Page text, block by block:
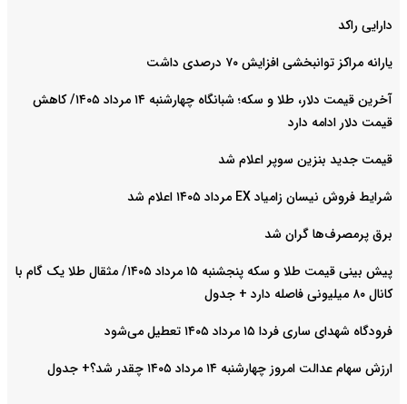
دارایی راکد
یارانه مراکز توانبخشی افزایش ۷۰ درصدی داشت
آخرین قیمت دلار، طلا و سکه؛ شبانگاه چهارشنبه ۱۴ مرداد ۱۴۰۵/ کاهش
قیمت دلار ادامه دارد
قیمت جدید بنزین سوپر اعلام شد
شرایط فروش نیسان زامیاد EX مرداد ۱۴۰۵ اعلام شد
برق پرمصرف‌ها گران شد
پیش‌ بینی قیمت طلا و سکه پنجشنبه ۱۵ مرداد ۱۴۰۵/ مثقال طلا یک گام با
کانال ۸۰ میلیونی فاصله دارد + جدول
فرودگاه شهدای ساری فردا ۱۵ مرداد ۱۴۰۵ تعطیل می‌شود
ارزش سهام عدالت امروز چهارشنبه ۱۴ مرداد ۱۴۰۵ چقدر شد؟+ جدول